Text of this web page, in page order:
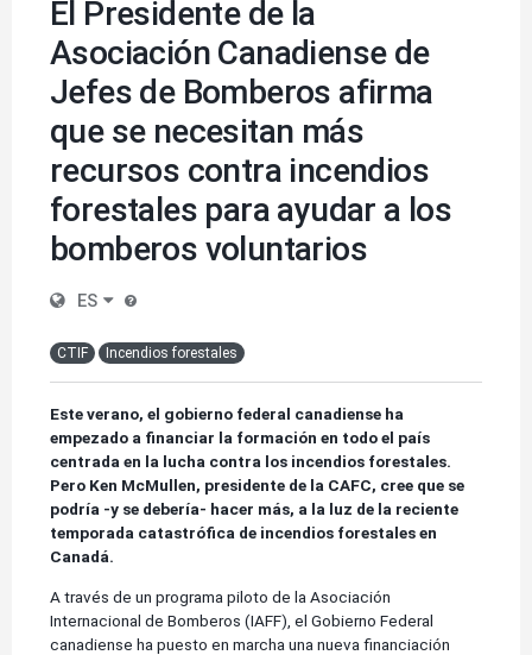
El Presidente de la
Asociación Canadiense de
Jefes de Bomberos afirma
que se necesitan más
recursos contra incendios
forestales para ayudar a los
bomberos voluntarios
ES
CTIF Incendios forestales
Este verano, el gobierno federal canadiense ha
empezado a financiar la formación en todo el país
centrada en la lucha contra los incendios forestales.
Pero Ken McMullen, presidente de la CAFC, cree que se
podría -y se debería- hacer más, a la luz de la reciente
temporada catastrófica de incendios forestales en
Canadá.
A través de un programa piloto de la Asociación
Internacional de Bomberos (IAFF), el Gobierno Federal
canadiense ha puesto en marcha una nueva financiación